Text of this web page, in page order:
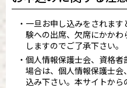
一旦お申し込みをされま
験への出席、欠席にかか
しますのでご了承下さい。
個人情報保護士会、資格
場合は、個人情報保護士
込み下さい。本サイトから